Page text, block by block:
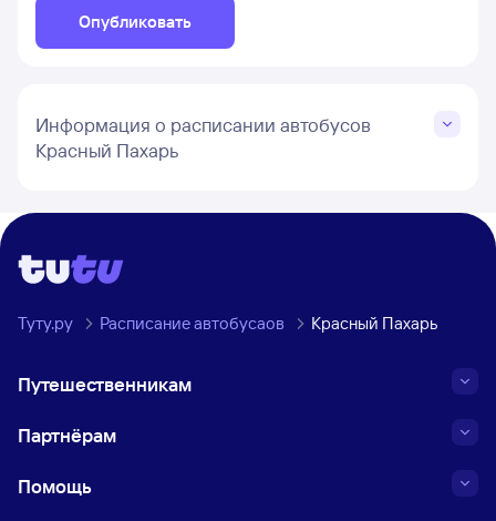
Опубликовать
Информация о расписании автобусов
Красный Пахарь
Туту.ру Расписание автобусаов Красный Пахарь
Путешественникам
Партнёрам
Помощь